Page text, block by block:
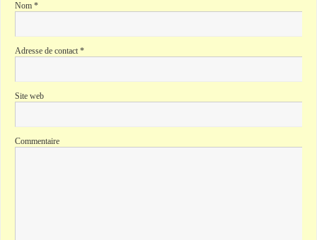
Nom *
Adresse de contact *
Site web
Commentaire